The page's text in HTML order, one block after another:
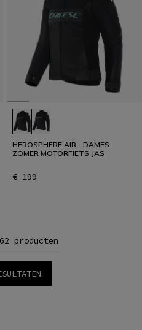
HEROSPHERE AIR - DAMES
ZOMER MOTORFIETS JAS
€ 199
producten